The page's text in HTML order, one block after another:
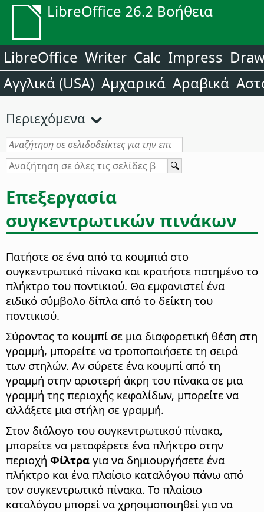
LibreOffice 26.2 Βοήθεια
LibreOffice Writer Calc Impress
Αγγλικά (USA) Αμχαρικά Αραβικά
Περιεχόμενα
Επεξεργασία
συγκεντρωτικών πινάκων
Πατήστε σε ένα από τα κουμπιά στο
συγκεντρωτικό πίνακα και κρατήστε πατημένο το
πλήκτρο του ποντικιού. Θα εμφανιστεί ένα
ειδικό σύμβολο δίπλα από το δείκτη του
ποντικιού.
Σύροντας το κουμπί σε μια διαφορετική θέση στη
γραμμή, μπορείτε να τροποποιήσετε τη σειρά
των στηλών. Αν σύρετε ένα κουμπί από τη
γραμμή στην αριστερή άκρη του πίνακα σε μια
γραμμή της περιοχής κεφαλίδων, μπορείτε να
αλλάξετε μια στήλη σε γραμμή.
Στον διάλογο του συγκεντρωτικού πίνακα,
μπορείτε να μεταφέρετε ένα πλήκτρο στην
περιοχή Φίλτρα για να δημιουργήσετε ένα
πλήκτρο και ένα πλαίσιο καταλόγου πάνω από
τον συγκεντρωτικό πίνακα. Το πλαίσιο
καταλόγου μπορεί να χρησιμοποιηθεί για να